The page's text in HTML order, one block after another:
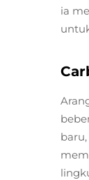
ia